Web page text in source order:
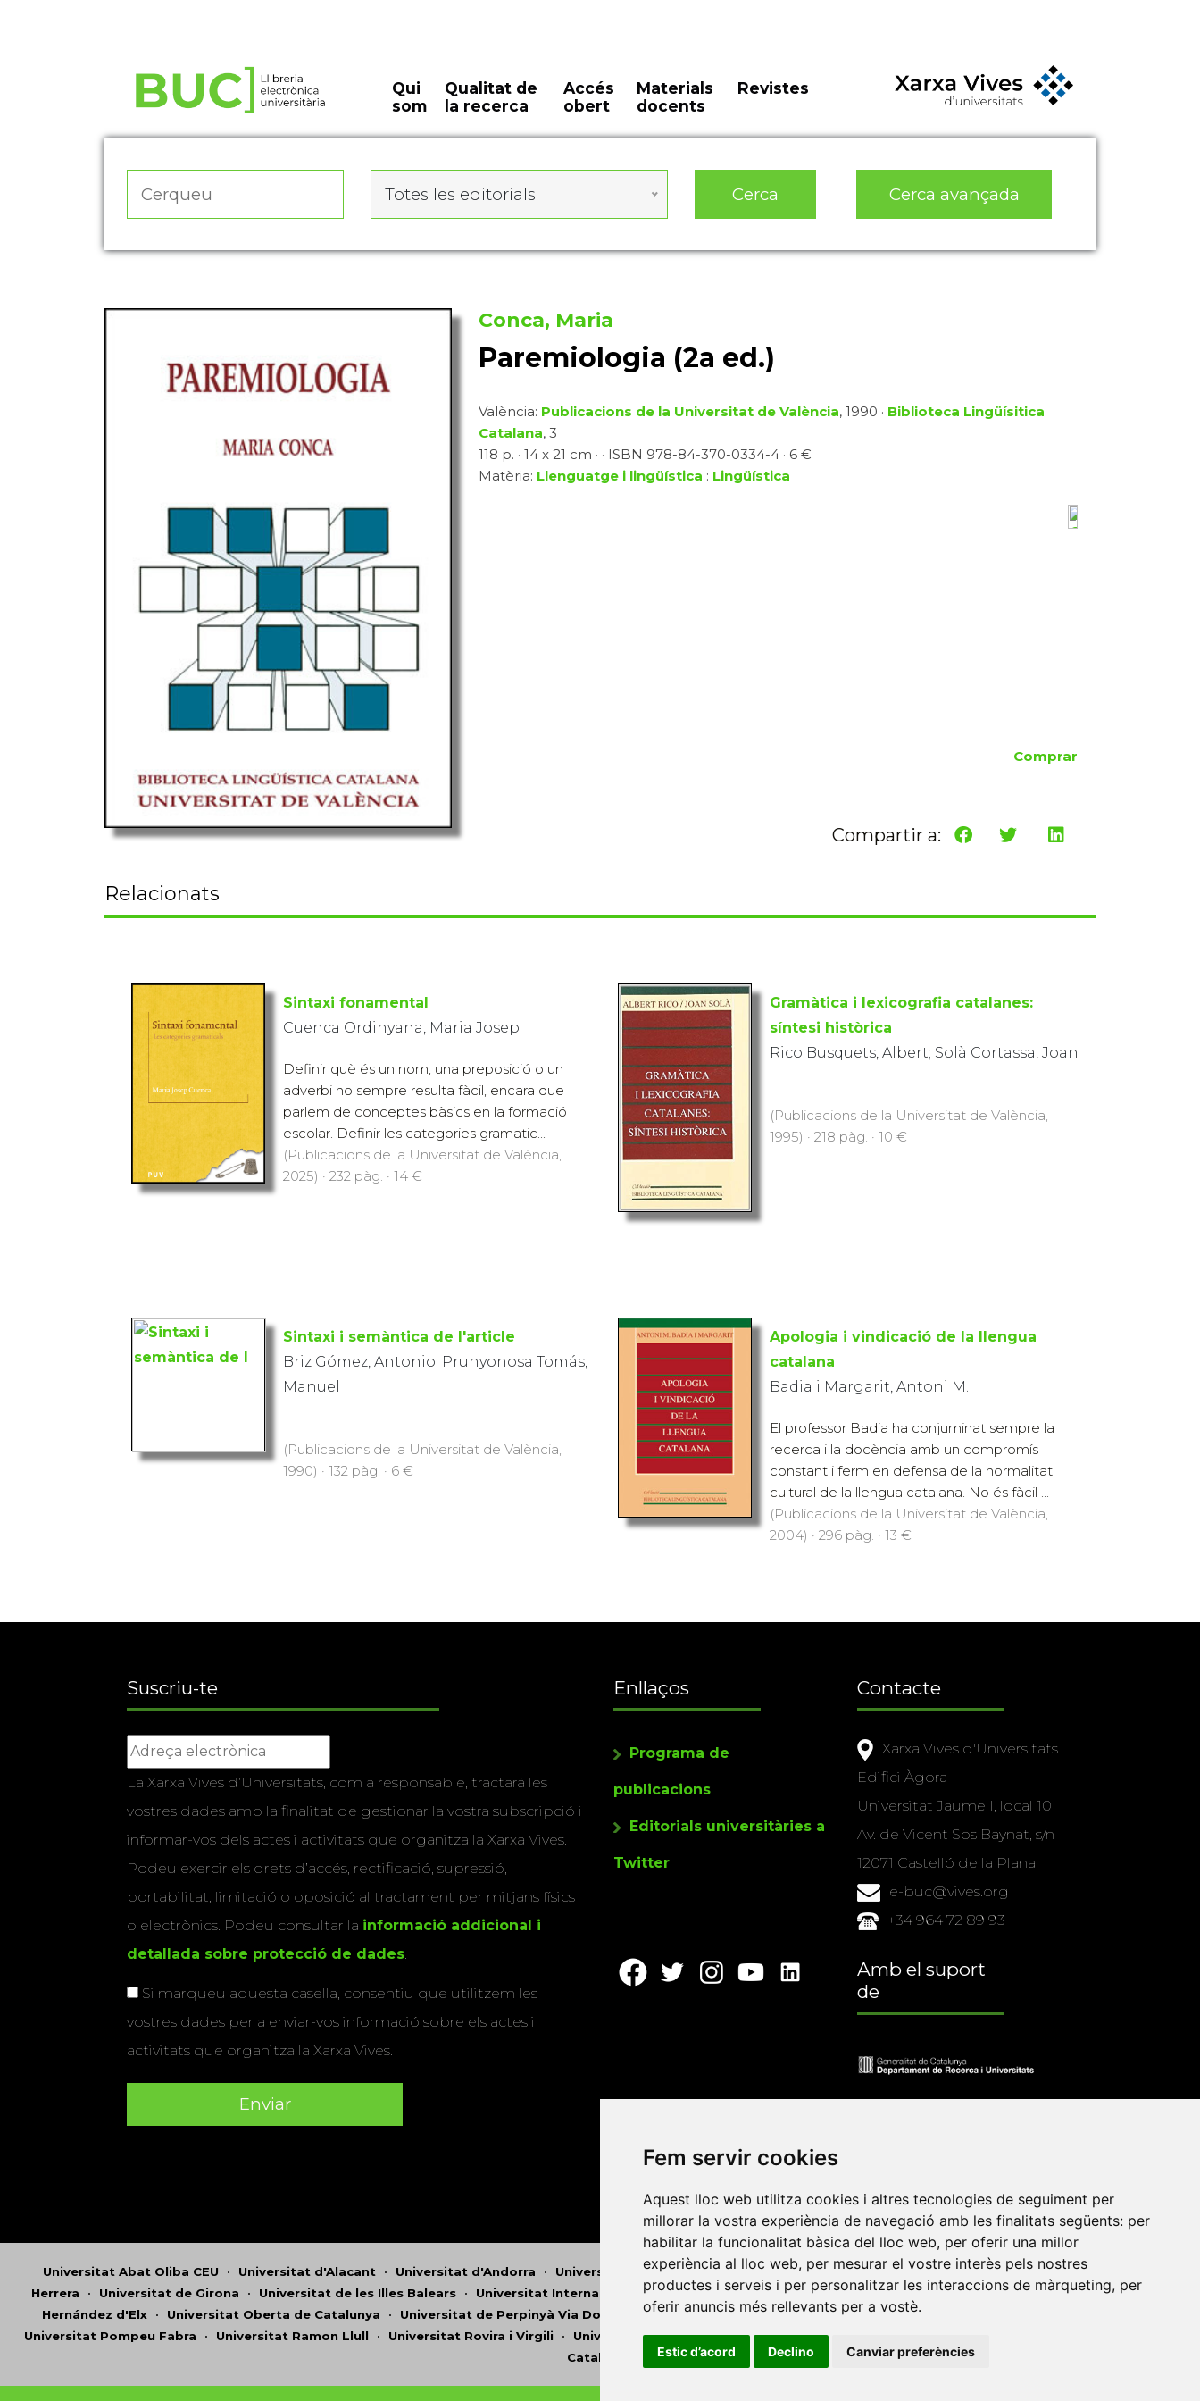
Fem servir cookies
Aquest lloc web utilitza cookies i altres tecnologies de seguiment per
millorar la vostra experiència de navegació amb les finalitats següents: per
habilitar la funcionalitat bàsica del lloc web, per oferir una millor
experiència al lloc web, per mesurar el vostre interès pels nostres
productes i serveis i per personalitzar les interaccions de màrqueting, per
oferir anuncis més rellevants per a vostè.
Estic d’acord Declino Canviar preferències
Qui
som
Qualitat de
la recerca
Accés
obert
Materials
docents
Revistes
Totes les editorials Cerca Cerca avançada
Conca, Maria
Paremiologia (2a ed.)
València: Publicacions de la Universitat de València, 1990 · Biblioteca Lingüísitica
Catalana, 3
118 p. · 14 x 21 cm · · ISBN 978-84-370-0334-4 · 6 €
Matèria: Llenguatge i lingüística : Lingüística
Comprar
Compartir a:
Relacionats
Sintaxi fonamental
Cuenca Ordinyana, Maria Josep
Definir què és un nom, una preposició o un
adverbi no sempre resulta fàcil, encara que
parlem de conceptes bàsics en la formació
escolar. Definir les categories gramatic...
(Publicacions de la Universitat de València,
2025) · 232 pàg. · 14 €
Gramàtica i lexicografia catalanes:
síntesi històrica
Rico Busquets, Albert; Solà Cortassa, Joan
(Publicacions de la Universitat de València,
1995) · 218 pàg. · 10 €
Sintaxi i semàntica de l'article
Briz Gómez, Antonio; Prunyonosa Tomás,
Manuel
(Publicacions de la Universitat de València,
1990) · 132 pàg. · 6 €
Apologia i vindicació de la llengua
catalana
Badia i Margarit, Antoni M.
El professor Badia ha conjuminat sempre la
recerca i la docència amb un compromís
constant i ferm en defensa de la normalitat
cultural de la llengua catalana. No és fàcil ...
(Publicacions de la Universitat de València,
2004) · 296 pàg. · 13 €
Suscriu-te
La Xarxa Vives d’Universitats, com a responsable, tractarà les
vostres dades amb la finalitat de gestionar la vostra subscripció i
informar-vos dels actes i activitats que organitza la Xarxa Vives.
Podeu exercir els drets d’accés, rectificació, supressió,
portabilitat, limitació o oposició al tractament per mitjans físics
o electrònics. Podeu consultar la informació addicional i
detallada sobre protecció de dades.
Si marqueu aquesta casella, consentiu que utilitzem les
vostres dades per a enviar-vos informació sobre els actes i
activitats que organitza la Xarxa Vives.
Enllaços
Programa de
publicacions
Editorials universitàries a
Twitter
Contacte
Xarxa Vives d'Universitats
Edifici Àgora
Universitat Jaume I, local 10
Av. de Vicent Sos Baynat, s/n
12071 Castelló de la Plana
e-buc@vives.org
+34 964 72 89 93
Amb el suport
de
Universitat Abat Oliba CEU • Universitat d'Alacant • Universitat d'Andorra • Universitat Autònoma de Barcelona•Universitat de Barcelona•Universitat CEU Cardenal
Herrera • Universitat de Girona • Universitat de les Illes Balears • Universitat Internacional de Catalunya•Universitat Jaume I•Universitat de Lleida •Universitat Miguel
Hernández d'Elx • Universitat Oberta de Catalunya • Universitat de Perpinyà Via Domitia •Universitat Politècnica de Catalunya•Universitat Politècnica de València
Universitat Pompeu Fabra • Universitat Ramon Llull • Universitat Rovira i Virgili • Universitat de Sàsser•Universitat de València
Catalunya